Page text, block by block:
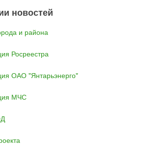
новостей
и района
Росреестра
ОАО "Янтарьэнерго"
МЧС